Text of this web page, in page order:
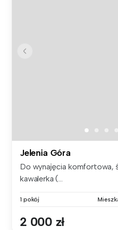
Jelenia Góra
Do wynajęcia komfortowa,
kawalerka (...
1 pokój
2 000 zł